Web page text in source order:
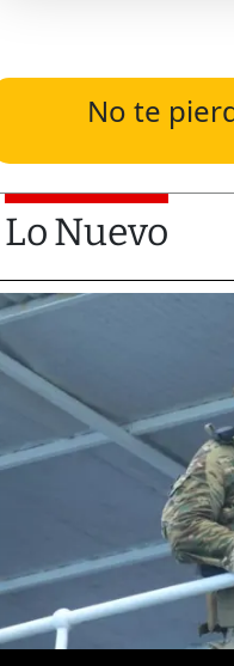
No te
Lo Nuevo